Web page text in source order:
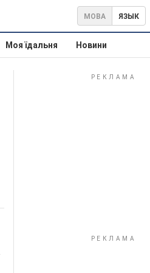
МОВА ЯЗЫК
Моя їдальня Новини